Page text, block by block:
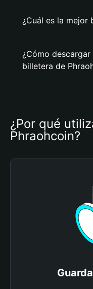
¿Cuál es la mejor
¿Cómo
billetera de
¿Por qué
Phraohcoin?